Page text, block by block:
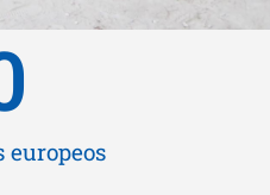
europeos